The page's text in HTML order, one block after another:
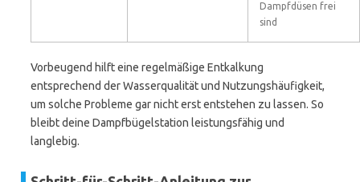
Dampfdüsen frei
sind
Vorbeugend hilft eine regelmäßige Entkalkung
entsprechend der Wasserqualität und Nutzungshäufigkeit,
um solche Probleme gar nicht erst entstehen zu lassen. So
bleibt deine Dampfbügelstation leistungsfähig und
langlebig.